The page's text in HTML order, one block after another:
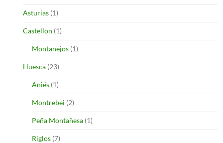
Asturias (1)
Castellon (1)
Montanejos (1)
Huesca (23)
Aniés (1)
Montrebei (2)
Peña Montañesa (1)
Riglos (7)